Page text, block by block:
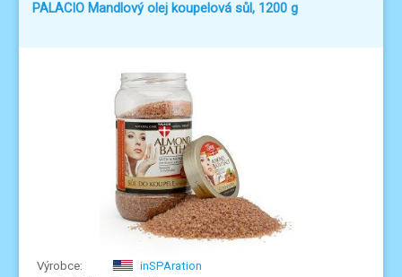
PALACIO Mandlový olej koupelová sůl, 1200 g
inSPAration